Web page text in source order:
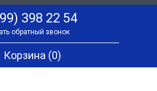
398 22 54
обратный звонок
Корзина (0)